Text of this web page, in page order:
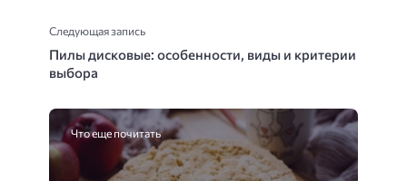
Следующая запись
Пилы дисковые: особенности, виды и критерии
выбора
Что еще почитать